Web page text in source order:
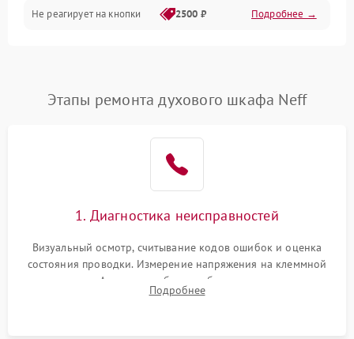
Не реагирует на кнопки 2500 ₽ Подробнее →
Этапы ремонта духового шкафа Neff
1. Диагностика неисправностей
Визуальный осмотр, считывание кодов ошибок и оценка
состояния проводки. Измерение напряжения на клеммной
колодке. Анализ жалоб на проблемы с нагревом,
конвекцией, панелью управления или блокировкой дверцы.
Подробнее